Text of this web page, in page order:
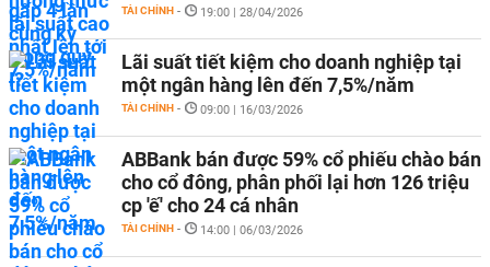
TÀI CHÍNH - 19:00 | 28/04/2026
Lãi suất tiết kiệm cho doanh nghiệp tại
một ngân hàng lên đến 7,5%/năm
TÀI CHÍNH - 09:00 | 16/03/2026
ABBank bán được 59% cổ phiếu chào bán
cho cổ đông, phân phối lại hơn 126 triệu
cp 'ế' cho 24 cá nhân
TÀI CHÍNH - 14:00 | 06/03/2026